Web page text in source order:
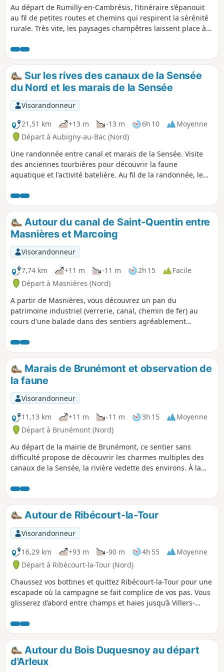
Au départ de Rumilly-en-Cambrésis, l’itinéraire s’épanouit
au fil de petites routes et chemins qui respirent la sérénité
rurale. Très vite, les paysages champêtres laissent place à
clins d’œil au passé. La route se poursuit vers Les Rues des
Vignes, où l’on devine dans les alignements et les reliefs la
mémoire viticole d’autrefois, avant d’atteindre Masnières,
bourgade au riche héritage historique, façonné par le
fleuve et les événements. Un parcours qui conjugue le
plaisir de la marche avec la découverte d’un patrimoine
discret mais précieux — parfait pour ceux qui aiment
savourer chaque étape autant que la destination.
Sur les rives des canaux de la Sensée
du Nord et les marais de la Sensée
Visorandonneur
21,51 km
+13 m -13 m 6h 10
Moyenne
Départ à Aubigny-au-Bac (Nord)
Une randonnée entre canal et marais de la Sensée. Visite
des anciennes tourbières pour découvrir la faune
aquatique et l'activité batelière. Au fil de la randonnée, le
Sensée, entre le pays de l'ail fumé Arleux et celui de
l'échalotte Bugnicourt.
Autour du canal de Saint-Quentin entre
Masnières et Marcoing
Visorandonneur
7,74 km
+11 m -11 m 2h 15
Facile
Départ à Masnières (Nord)
A partir de Masnières, vous découvrez un pan du
patrimoine industriel (verrerie, canal, chemin de fer) au
cours d'une balade dans des sentiers agréablement
Marais de Brunémont et observation de
la faune
Visorandonneur
11,13 km
+11 m -11 m 3h 15
Moyenne
Départ à Brunémont (Nord)
Au départ de la mairie de Brunémont, ce sentier sans
difficulté propose de découvrir les charmes multiples des
canaux de la Sensée, la rivière vedette des environs. À la
cette balade sur les chemins de halage et ceux bordant les
étangs présente un cadre agréable et sécurisé. En bordure
des étangs, les roselières et les saulaies abritent de belles
populations de fougères des marais. On reste attentif à
l'environnement car les marais d’Aubigny et de Brunémont
conservent un enjeu patrimonial fort pour la faune, en
particulier le héron, la fauvette des marais et la couleuvre à
collier.
Autour de Ribécourt-la-Tour
Visorandonneur
16,29 km
+93 m -90 m 4h 55
Moyenne
Départ à Ribécourt-la-Tour (Nord)
Chaussez vos bottines et quittez Ribécourt-la-Tour pour une
escapade où la campagne se fait complice de vos pas. Vous
glisserez d’abord entre champs et haies jusqu’à Villers-
des sentiers. Poursuivez sur Beaucamps, village charmeur
où la douceur des prairies s’allie au murmure discret des
ruisseaux. Enfin, gagnez Flesquières, posé sur son coteau,
et laissez-vous surprendre par le panorama sur la plaine
picarde. Entre patrimoine rural et paysages apaisants, cette
Autour du Bois Duquesnoy au départ
d'Arleux